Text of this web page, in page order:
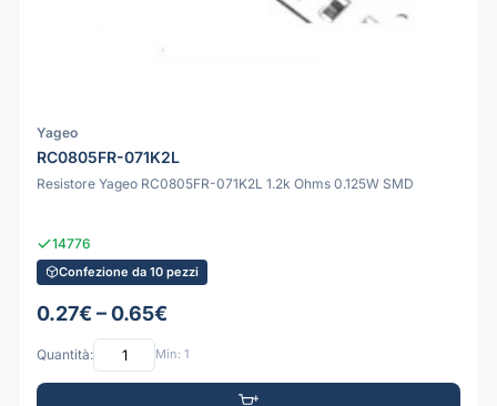
Yageo
RC0805FR-071K2L
Resistore Yageo RC0805FR-071K2L 1.2k Ohms 0.125W SMD
14776
Confezione da 10 pezzi
0.27€ – 0.65€
Quantità: Min: 1